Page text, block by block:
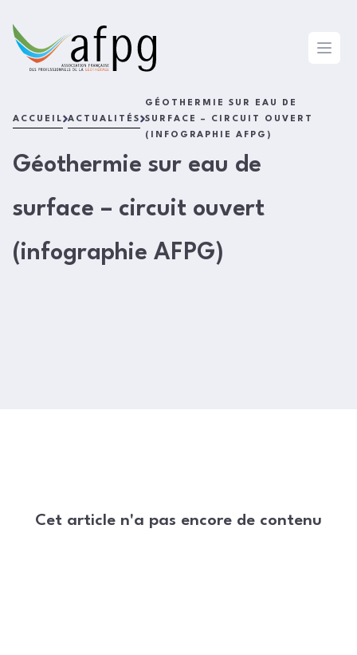
L'AFPG
Open
ACCUEIL ACTUALITÉS
GÉOTHERMIE SUR EAU DE
SURFACE – CIRCUIT OUVERT
(INFOGRAPHIE AFPG)
Géothermie sur eau de
surface – circuit ouvert
(infographie AFPG)
Cet article n'a pas encore de contenu